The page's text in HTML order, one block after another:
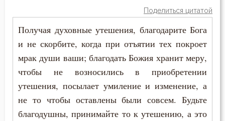
Мысли
Надежда
Начальство
Киприан Карфагенский
Кирилл Александрийский
Кирилл Иерусалимский
Климент Римский
Лев Великий
Поделиться цитатой
Получая духовные утешения, благодарите Бога
и не скорбите, когда при отъятии тех покроет
мрак души ваши; благодать Божия хранит меру,
чтобы не возносились в приобретении
утешения, посылает умиление и изменение, а
не то чтобы оставлены были совсем. Будьте
благодушны, принимайте то к утешению, а это